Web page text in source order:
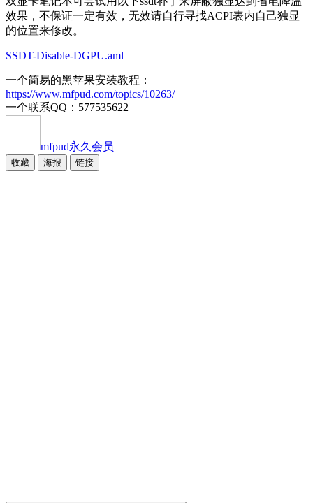
效果，不保证一定有效，无效请自行寻找ACPI表内自己独显
的位置来修改。
SSDT-Disable-DGPU.aml
一个简易的黑苹果安装教程：
https://www.mfpud.com/topics/10263/
一个联系QQ：577535622
mfpud永久会员
收藏 海报 链接